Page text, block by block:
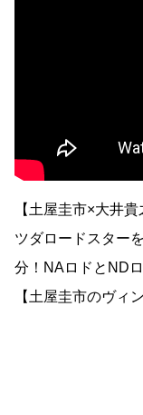
【土屋圭市×大井
ツダロードスター
分！NAロドとND
【土屋圭市のヴィ